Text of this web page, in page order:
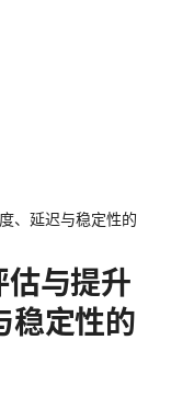
、延迟与稳定性的
与提升
稳定性的